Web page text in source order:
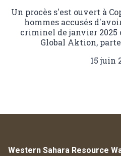
Un procès s'est ouvert à
hommes accusés
criminel de janvier 2025
Global Aktion,
15 juin
Western Sahara Resource